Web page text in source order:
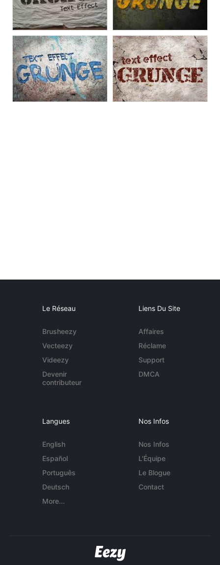
Le Réseau
Brusheezy
Vecteezy
Videezy
Devenir
contributeur
Liens Du Site
Affaires
Réclame
Support
DMCA
Langues
English
Español
Português
Deutsch
More...
Nos Infos
Nos Infos
L'Équipe
Le Blogue
Contact